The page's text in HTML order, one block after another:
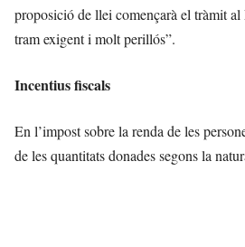
proposició de llei començarà el tràmit
tram exigent i molt perillós”.
Incentius fiscals
En l’impost sobre la renda de les
de les quantitats donades segons la